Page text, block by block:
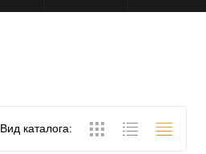
Вид каталога: